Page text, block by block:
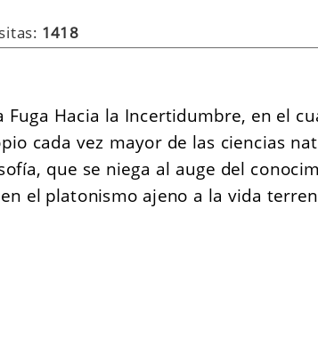
1418
Hacia la Incertidumbre, en el
cada vez mayor de las ciencias
que se niega al auge del
el platonismo ajeno a la vida